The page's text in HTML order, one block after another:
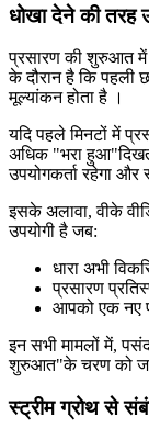
धोखा देने की तरह
प्रसारण की शुरुआत
के दौरान है कि पहली
मूल्यांकन होता है ।
यदि पहले मिनटों में
अधिक "भरा
उपयोगकर्ता रहेगा
इसके अलावा, वीके
उपयोगी है जब:
धारा अभी
प्रसारण
आपको एक नए
इन सभी मामलों में,
शुरुआत"के चरण को
स्ट्रीम ग्रोथ से